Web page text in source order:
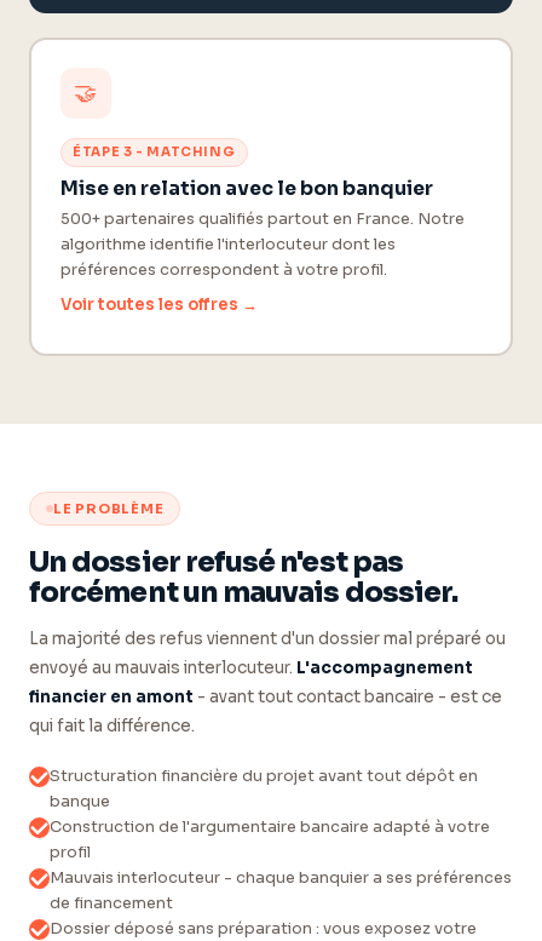
🤝
ÉTAPE 3 - MATCHING
Mise en relation avec le bon banquier
500+ partenaires qualifiés partout en France. Notre
algorithme identifie l'interlocuteur dont les
préférences correspondent à votre profil.
Voir toutes les offres →
LE PROBLÈME
Un dossier refusé n'est pas
forcément un mauvais dossier.
La majorité des refus viennent d'un dossier mal préparé ou
envoyé au mauvais interlocuteur. L'accompagnement
financier en amont - avant tout contact bancaire - est ce
qui fait la différence.
Structuration financière du projet avant tout dépôt en
banque
Construction de l'argumentaire bancaire adapté à votre
profil
Mauvais interlocuteur - chaque banquier a ses préférences
de financement
Dossier déposé sans préparation : vous exposez votre